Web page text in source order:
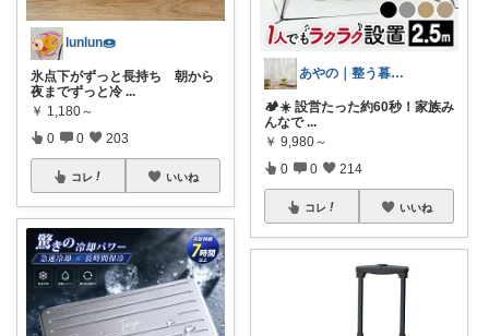
lunlun🍩
氷点下がずっと長持ち 朝から
夜までずっと冷 ...
￥ 1,180～
0 0 203
コレ いいね
あやの｜整う暮らしROOM
🏕️☀️ 設営たった約60秒！家族み
んなで ...
￥ 9,980～
0 0 214
コレ いいね